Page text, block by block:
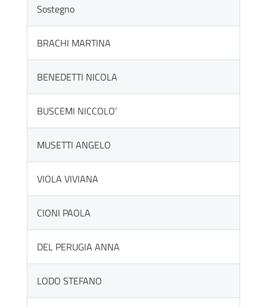
Sostegno
BRACHI MARTINA
BENEDETTI NICOLA
BUSCEMI NICCOLO’
MUSETTI ANGELO
VIOLA VIVIANA
CIONI PAOLA
DEL PERUGIA ANNA
LODO STEFANO